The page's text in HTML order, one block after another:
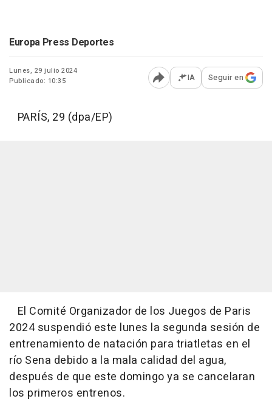
Europa Press Deportes
Lunes, 29 julio 2024
Publicado: 10:35
Abrir opciones para
IA Seguir en
PARÍS, 29 (dpa/EP)
El Comité Organizador de los Juegos de Paris
2024 suspendió este lunes la segunda sesión de
entrenamiento de natación para triatletas en el
río Sena debido a la mala calidad del agua,
después de que este domingo ya se cancelaran
los primeros entrenos.